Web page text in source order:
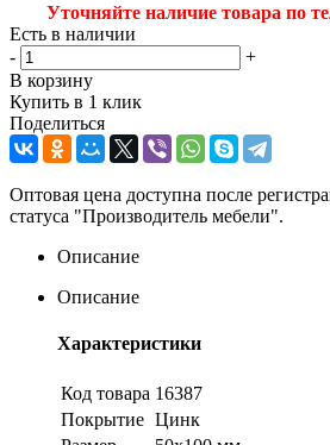
Уточняйте наличие товара по
Есть в наличии
-
+
В корзину
Купить в 1 клик
Поделиться
Оптовая цена доступна после
статуса "Производитель мебели".
Описание
Описание
Характеристики
Код товара 16387
Покрытие Цинк